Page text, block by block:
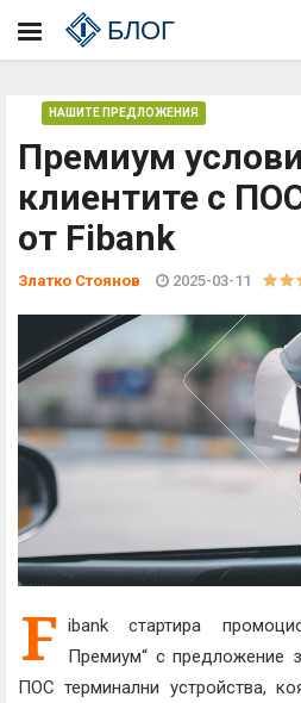
БЛОГ
Премиум
клиентите с
от Fibank
НАШИТЕ ПРЕДЛОЖЕНИЯ
Златко Стоянов 2025-03-11
F ibank стартира
Премиум“ с предложение
ПОС терминални устройства,